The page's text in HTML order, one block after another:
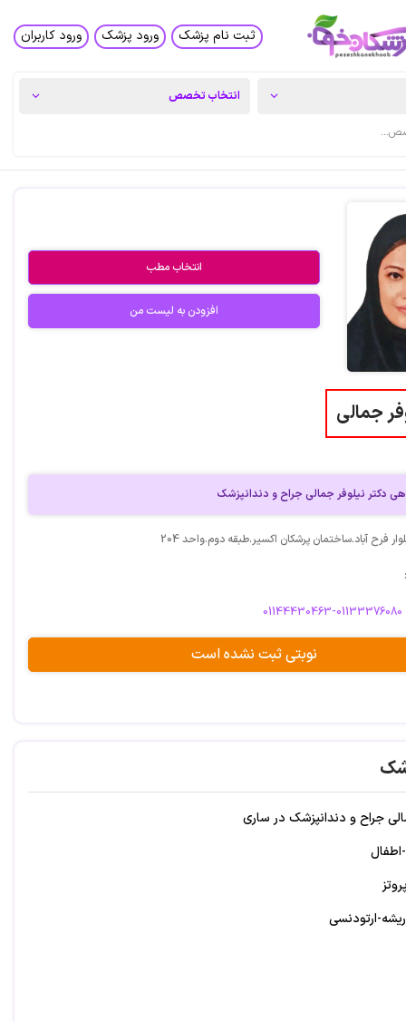
ثبت نام پزشک ورود پزشک ورود کاربران
انتخاب مطب
افزودن به لیست من
جمالی
دکتر نیلوفر جمالی جراح و دندانپزشک
فرح آباد.ساختمان پرشكان اكسير.طبقه دوم.واحد 204
01144430463-01133376080
نوبتی ثبت نشده است
جراح و دندانپزشک در ساری
اطفال
ارتودنسی